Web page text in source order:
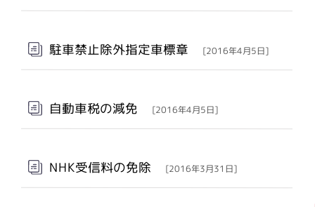
駐車禁止除外指定車標章 [2016年4月5日]
自動車税の減免 [2016年4月5日]
NHK受信料の免除 [2016年3月31日]